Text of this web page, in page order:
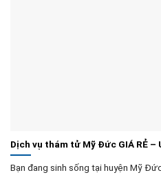
Dịch vụ thám tử Mỹ Đức GIÁ RẺ –
Bạn đang sinh sống tại huyện Mỹ